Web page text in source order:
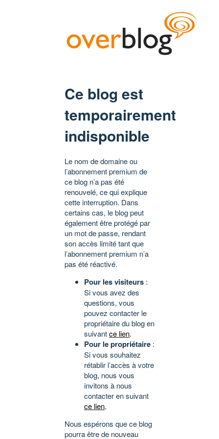
Ce blog est
temporairement
indisponible
Le nom de domaine ou
l’abonnement premium de
ce blog n’a pas été
renouvelé, ce qui explique
cette interruption. Dans
certains cas, le blog peut
également être protégé par
un mot de passe, rendant
son accès limité tant que
l’abonnement premium n’a
pas été réactivé.
Pour les visiteurs :
Si vous avez des
questions, vous
pouvez contacter le
propriétaire du blog en
suivantce lien.
Pour le propriétaire :
Si vous souhaitez
rétablir l’accès à votre
blog, nous vous
invitons à nous
contacter en suivant
ce lien.
Nous espérons que ce blog
pourra être de nouveau